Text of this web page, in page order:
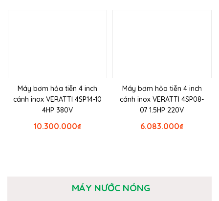
Máy bơm hỏa tiễn 4 inch
cánh inox VERATTI 4SP14-10
4HP 380V
₫
10.300.000
Máy bơm hỏa tiễn 4 inch
cánh inox VERATTI 4SP08-
07 1.5HP 220V
₫
6.083.000
MÁY NƯỚC NÓNG